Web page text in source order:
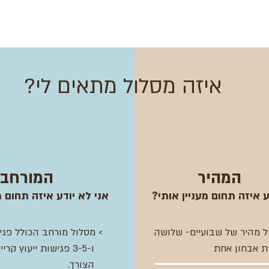
המורחב
אני לא יודע איזה תחום
> מסלול מורחב הכולל
ו-3-5 פגישות ייעוץ קריירה על פי
הצורך.
המהיר
איזה תחום מעניין אותי?
מהיר של שבועיים- שלושה
אבחון אחת
איזה מסלול מתאים לי?